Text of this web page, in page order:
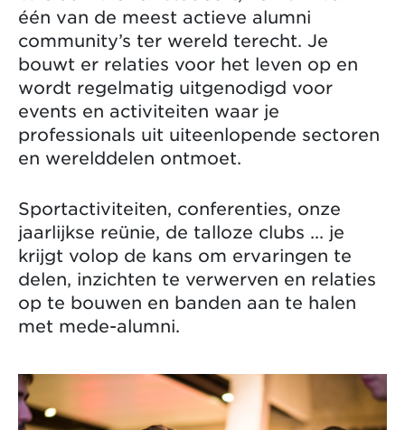
één van de meest actieve alumni
community’s ter wereld terecht. Je
bouwt er relaties voor het leven op en
wordt regelmatig uitgenodigd voor
events en activiteiten waar je
professionals uit uiteenlopende sectoren
en werelddelen ontmoet.
Sportactiviteiten, conferenties, onze
jaarlijkse reünie, de talloze clubs ... je
krijgt volop de kans om ervaringen te
delen, inzichten te verwerven en relaties
op te bouwen en banden aan te halen
met mede-alumni.